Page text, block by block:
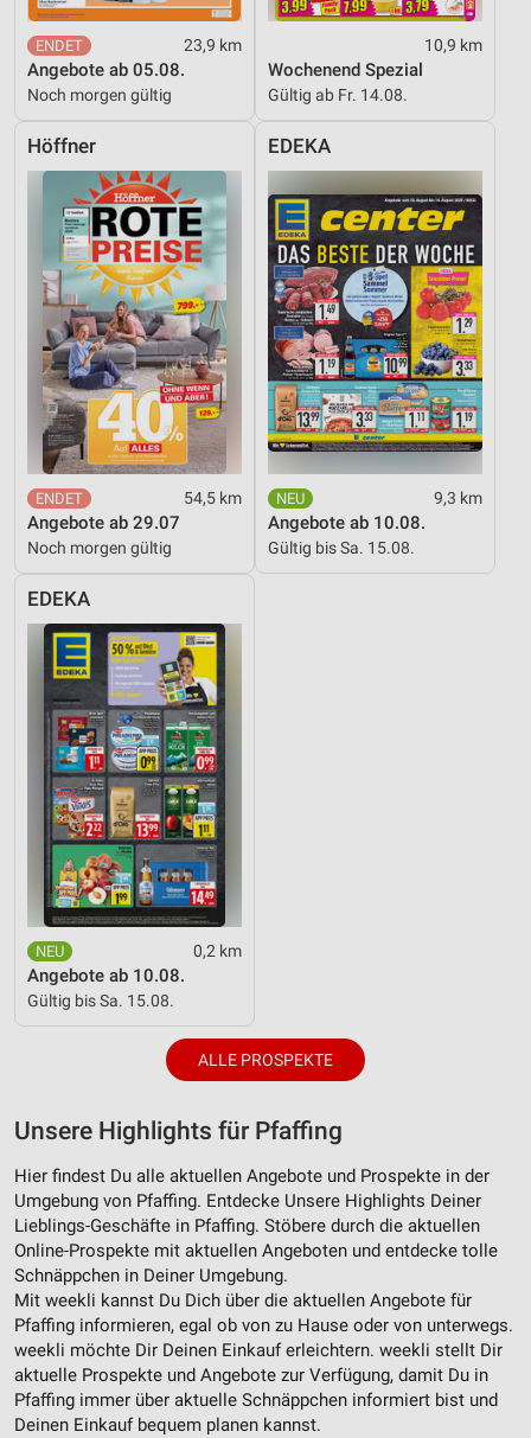
23,9 km
Angebote ab 05.08.
Noch morgen gültig
10,9 km
Wochenend Spezial
Gültig ab Fr. 14.08.
Höffner
54,5 km
Angebote ab 29.07
Noch morgen gültig
EDEKA
9,3 km
Angebote ab 10.08.
Gültig bis Sa. 15.08.
EDEKA
0,2 km
Angebote ab 10.08.
Gültig bis Sa. 15.08.
ALLE PROSPEKTE
Unsere Highlights für Pfaffing
Hier findest Du alle aktuellen Angebote und Prospekte in der
Umgebung von Pfaffing. Entdecke Unsere Highlights Deiner
Lieblings-Geschäfte in Pfaffing. Stöbere durch die aktuellen
Online-Prospekte mit aktuellen Angeboten und entdecke tolle
Schnäppchen in Deiner Umgebung.
Mit weekli kannst Du Dich über die aktuellen Angebote für
Pfaffing informieren, egal ob von zu Hause oder von unterwegs.
weekli möchte Dir Deinen Einkauf erleichtern. weekli stellt Dir
aktuelle Prospekte und Angebote zur Verfügung, damit Du in
Pfaffing immer über aktuelle Schnäppchen informiert bist und
Deinen Einkauf bequem planen kannst.